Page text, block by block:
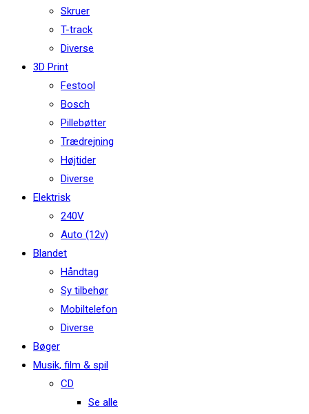
Skruer
T-track
Diverse
3D Print
Festool
Bosch
Pillebøtter
Trædrejning
Højtider
Diverse
Elektrisk
240V
Auto (12v)
Blandet
Håndtag
Sy tilbehør
Mobiltelefon
Diverse
Bøger
Musik, film & spil
CD
Se alle